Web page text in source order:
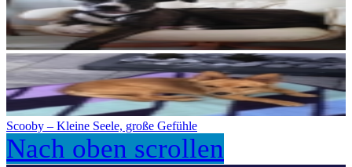
Scooby – Kleine Seele, große Gefühle
Nach oben scrollen